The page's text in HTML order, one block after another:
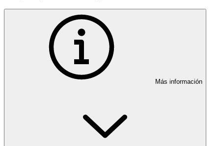
Más información